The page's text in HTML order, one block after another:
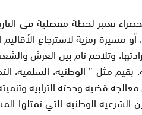
تعتبر لحظة مفصلية في
مسيرة رمزية لاسترجاع الأقاليم
وتلاحم تام بين العرش
بقيم مثل ” الوطنية، السلمية،
قضية وحدته الترابية
الشرعية الوطنية التي تمثلها